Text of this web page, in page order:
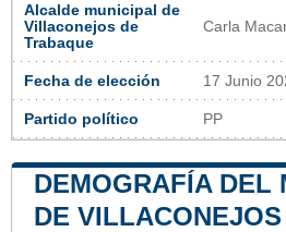
Alcalde municipal de
Villaconejos de
Trabaque
Carla
Fecha de elección 17 Junio
Partido político PP
DEMOGRAFÍA DEL
DE VILLACONEJOS